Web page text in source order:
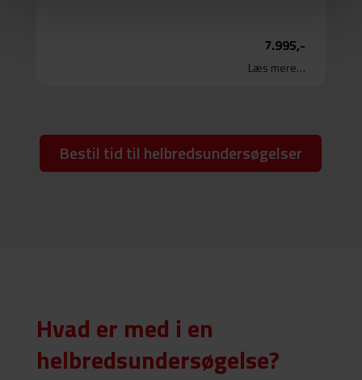
7.995,-
Læs mere…
Bestil tid til helbredsundersøgelser
Hvad er med i en
helbredsundersøgelse?